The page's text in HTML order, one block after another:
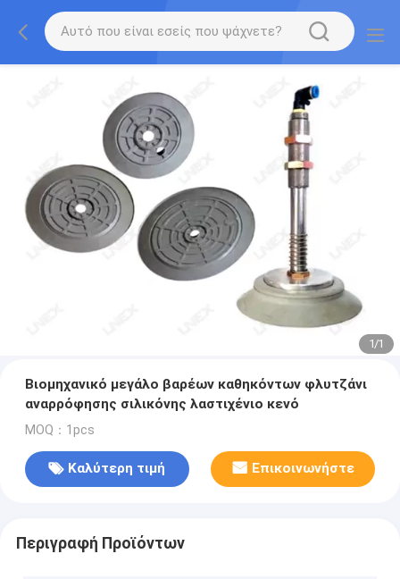
1/1
Βιομηχανικό μεγάλο βαρέων καθηκόντων φλυτζάνι
αναρρόφησης σιλικόνης λαστιχένιο κενό
MOQ：1pcs
Καλύτερη τιμή Επικοινωνήστε
Περιγραφή Προϊόντων